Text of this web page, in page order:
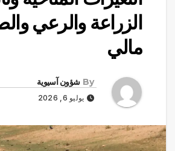
الزراعة والرعي
مالي
By شؤون آسيوية
يوليو 6, 2026